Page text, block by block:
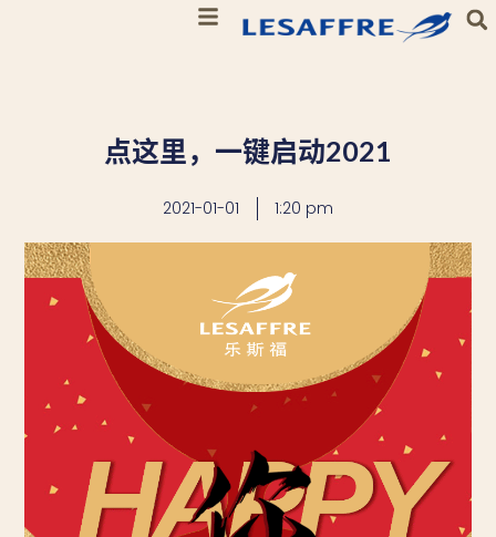
点这里，一键启动2021
2021-01-01 1:20 pm